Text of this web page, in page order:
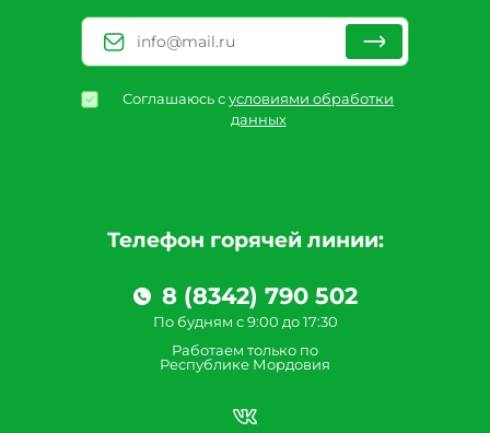
Телефон горячей линии:
8 (8342) 790 502
По будням с 9:00 до 17:30
Работаем только по
Республике Мордовия
Соглашаюсь сусловиями обработки
данных